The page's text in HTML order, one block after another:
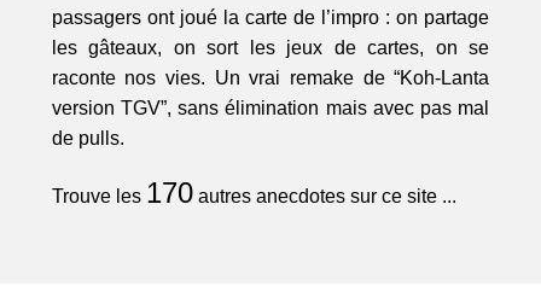
passagers ont joué la carte de l’impro : on partage
les gâteaux, on sort les jeux de cartes, on se
raconte nos vies. Un vrai remake de “Koh-Lanta
version TGV”, sans élimination mais avec pas mal
de pulls.
Trouve les 170autres anecdotes sur ce site ...